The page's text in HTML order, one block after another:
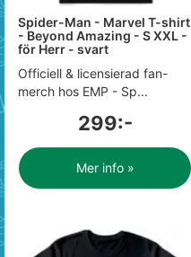
Spider-Man - Marvel T-shirt
- Beyond Amazing - S XXL -
för Herr - svart
Officiell & licensierad fan-
merch hos EMP - Sp...
299:-
Mer info »